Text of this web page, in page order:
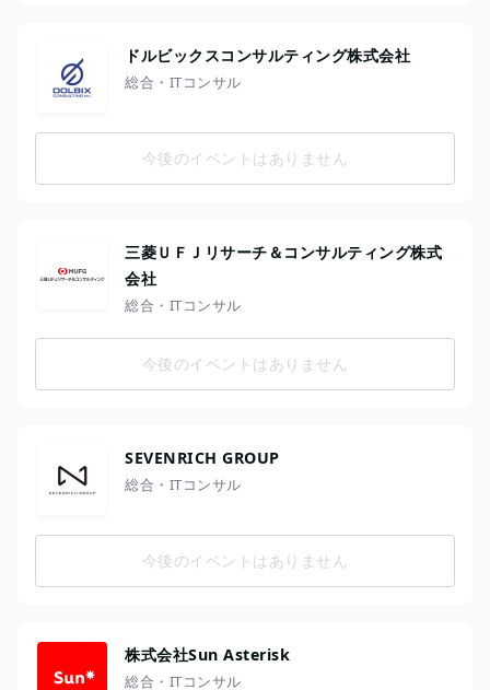
ドルビックスコンサルティング株式会社
総合・ITコンサル
今後のイベントはありません
三菱ＵＦＪリサーチ＆コンサルティング株式
会社
総合・ITコンサル
今後のイベントはありません
SEVENRICH GROUP
総合・ITコンサル
今後のイベントはありません
株式会社Sun Asterisk
総合・ITコンサル